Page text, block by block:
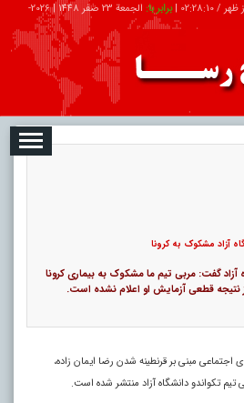
02:28:11
|برابر با: الجمعة 23 صفر 1448 |
2026-
تبلیغات درباره ما ارتباط با ما
آزاد مشکوک به کرونا
آزاد گفت: مربی تیم ما مشکوک به بیماری کرونا
قطعی آزمایش او اعلام نشده است.
مبنی بر قرنطینه شدن رضا ایمان زاده،
تکواندو دانشگاه آزاد منتشر شده است.